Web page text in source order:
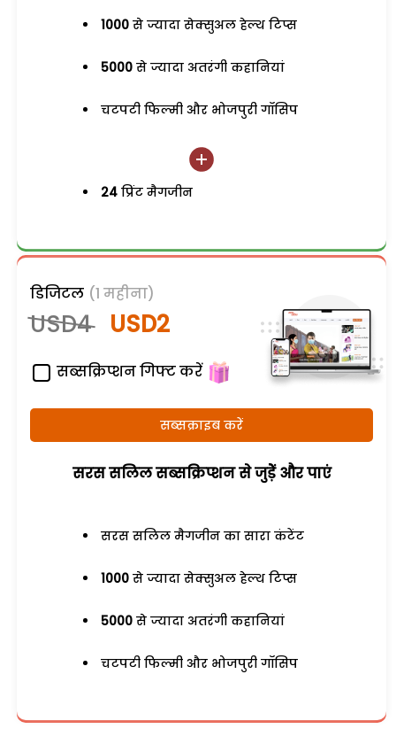
1000 से ज्यादा सेक्सुअल हेल्थ टिप्स
5000 से ज्यादा अतरंगी कहानियां
चटपटी फिल्मी और भोजपुरी गॉसिप
24 प्रिंट मैगजीन
डिजिटल (1 महीना)
USD4 USD2
सब्सक्रिप्शन गिफ्ट करें
सब्सक्राइब करें
सरस सलिल सब्सक्रिप्शन से जुड़ेें और पाएं
सरस सलिल मैगजीन का सारा कंटेंट
1000 से ज्यादा सेक्सुअल हेल्थ टिप्स
5000 से ज्यादा अतरंगी कहानियां
चटपटी फिल्मी और भोजपुरी गॉसिप